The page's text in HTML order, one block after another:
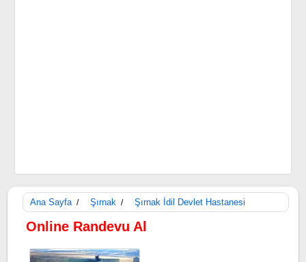
Ana Sayfa / Şırnak / Şırnak İdil Devlet Hastanesi
Online Randevu Al